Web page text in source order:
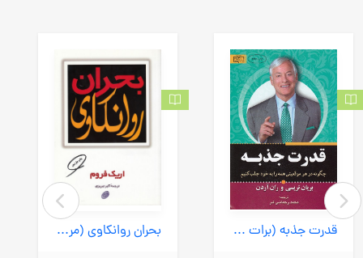
بحران روانکاوی (مروارید) رقعی شومیز
قدرت جذبه (برات علم) رقعی شومیز